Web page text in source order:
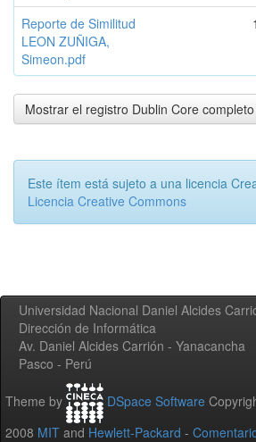
Reporte de Similitud
LEON ZUÑIGA,
Simeon.pdf
Mostrar el registro Dublin Core
Este ítem está sujeto a una licencia
Licencia Creative Commons
Universidad Nacional Daniel Alcides
Dirección de Informática
Av. Daniel Alcides Carrión - Yanacancha
Pasco - Perú
Theme by DSpace Software
2008 MIT and Hewlett-Packard -